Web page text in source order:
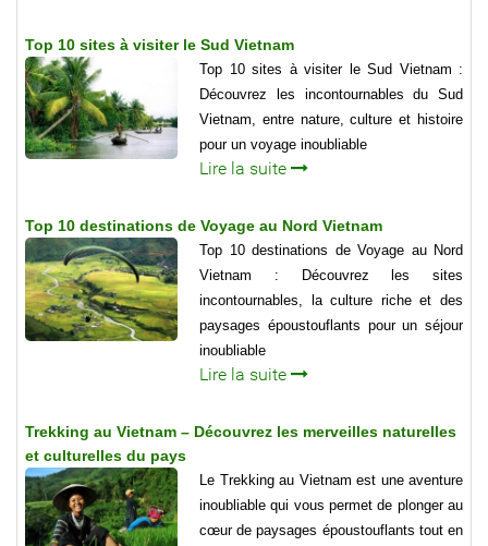
Top 10 sites à visiter le Sud Vietnam
Top 10 sites à visiter le Sud Vietnam :
Découvrez les incontournables du Sud
Vietnam, entre nature, culture et histoire
pour un voyage inoubliable
Lire la suite
Top 10 destinations de Voyage au Nord Vietnam
Top 10 destinations de Voyage au Nord
Vietnam : Découvrez les sites
incontournables, la culture riche et des
paysages époustouflants pour un séjour
inoubliable
Lire la suite
Trekking au Vietnam – Découvrez les merveilles naturelles
et culturelles du pays
Le Trekking au Vietnam est une aventure
inoubliable qui vous permet de plonger au
cœur de paysages époustouflants tout en